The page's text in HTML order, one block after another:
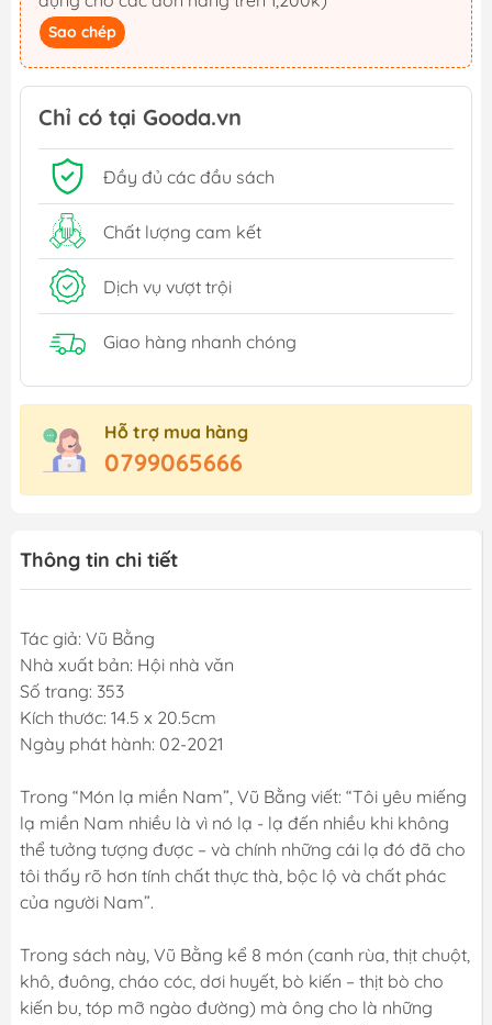
Sao chép
Chỉ có tại Gooda.vn
Đầy đủ các đầu sách
Chất lượng cam kết
Dịch vụ vượt trội
Giao hàng nhanh chóng
Hỗ trợ mua hàng
0799065666
Thông tin chi tiết
Tác giả: Vũ Bằng
Nhà xuất bản: Hội nhà văn
Số trang: 353
Kích thước: 14.5 x 20.5cm
Ngày phát hành: 02-2021
Trong “Món lạ miền Nam”, Vũ Bằng viết: “Tôi yêu miếng
lạ miền Nam nhiều là vì nó lạ - lạ đến nhiều khi không
thể tưởng tượng được – và chính những cái lạ đó đã cho
tôi thấy rõ hơn tính chất thực thà, bộc lộ và chất phác
của người Nam”.
Trong sách này, Vũ Bằng kể 8 món (canh rùa, thịt chuột,
khô, đuông, cháo cóc, dơi huyết, bò kiến – thịt bò cho
kiến bu, tóp mỡ ngào đường) mà ông cho là những